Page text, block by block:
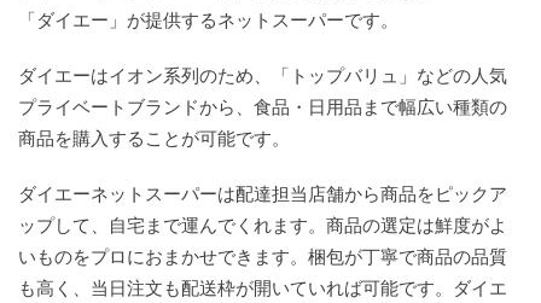
便に
つい
ダイ
エー
トス
ーパ
ーの
評
判・
口コ
「ダイエー」が提供するネットスーパーです。
ダイエーはイオン系列のため、「トップバリュ」などの人気
プライベートブランドから、食品・日用品まで幅広い種類の
商品を購入することが可能です。
ダイエーネットスーパーは配達担当店舗から商品をピックア
ップして、自宅まで運んでくれます。商品の選定は鮮度がよ
いものをプロにおまかせできます。梱包が丁寧で商品の品質
も高く、当日注文も配送枠が開いていれば可能です。ダイエ